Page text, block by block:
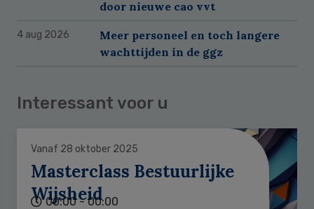
door nieuwe cao vvt
4 aug 2026
Meer personeel en toch langere
wachttijden in de ggz
Interessant voor u
Vanaf 28 oktober 2025
Masterclass Bestuurlijke
Wijsheid
00:00 - 00:00